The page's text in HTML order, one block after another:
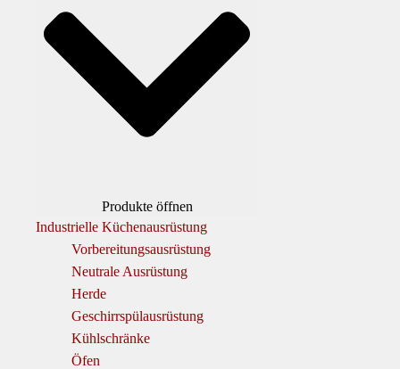
Produkte öffnen
Industrielle Küchenausrüstung
Vorbereitungsausrüstung
Neutrale Ausrüstung
Herde
Geschirrspülausrüstung
Kühlschränke
Öfen